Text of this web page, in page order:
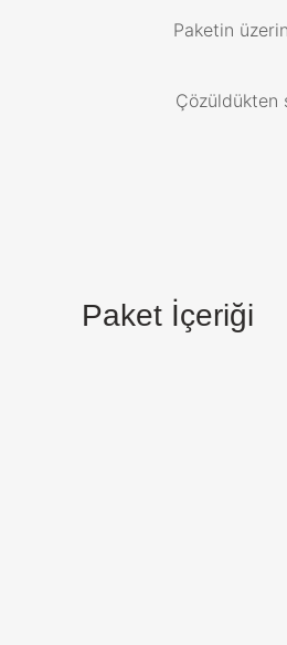
Paketin
Çözüldükten
Paket İçeriği